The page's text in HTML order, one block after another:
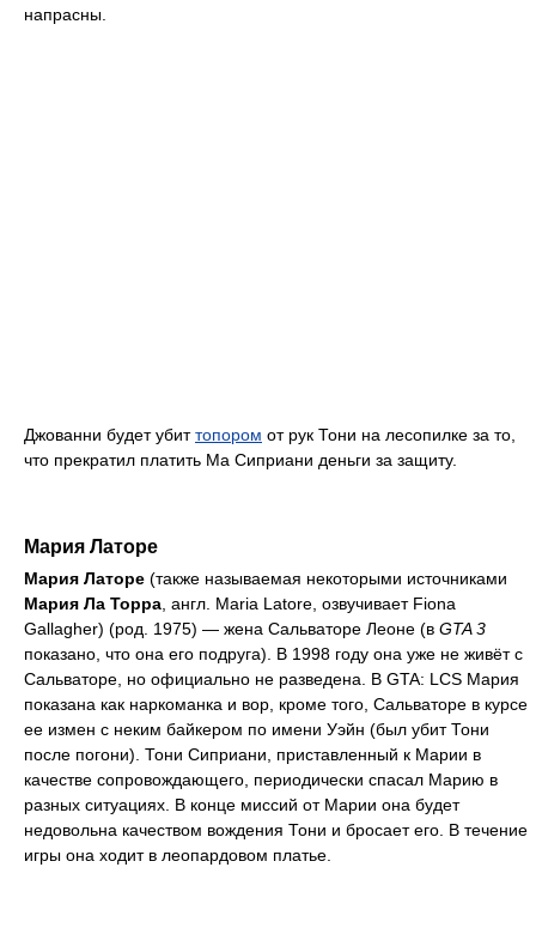
напрасны.
Джованни будет убиттопором от рук Тони на лесопилке за то,
что прекратил платить Ма Сиприани деньги за защиту.
Мария Латоре
Мария Латоре (также называемая некоторыми источниками
Мария Ла Торра , англ. Maria Latore, озвучивает Fiona
Gallagher) (род. 1975) — жена Сальваторе Леоне (в GTA 3
показано, что она его подруга). В 1998 году она уже не живёт с
Сальваторе, но официально не разведена. В GTA: LCS Мария
показана как наркоманка и вор, кроме того, Сальваторе в курсе
ее измен с неким байкером по имени Уэйн (был убит Тони
после погони). Тони Сиприани, приставленный к Марии в
качестве сопровождающего, периодически спасал Марию в
разных ситуациях. В конце миссий от Марии она будет
недовольна качеством вождения Тони и бросает его. В течение
игры она ходит в леопардовом платье.